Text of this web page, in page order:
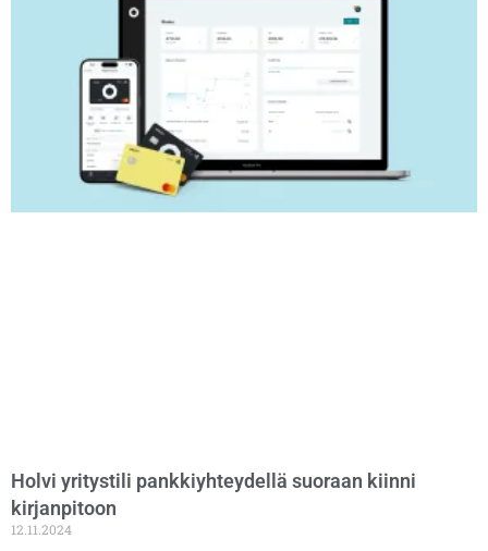
Holvi yritystili pankkiyhteydellä suoraan kiinni
kirjanpitoon
12.11.2024